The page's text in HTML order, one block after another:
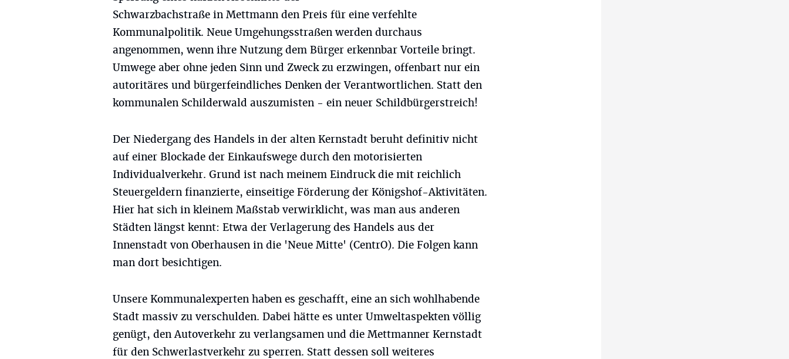
Schwarzbachstraße in Mettmann den Preis für eine verfehlte
Kommunalpolitik. Neue Umgehungsstraßen werden durchaus
angenommen, wenn ihre Nutzung dem Bürger erkennbar Vorteile bringt.
Umwege aber ohne jeden Sinn und Zweck zu erzwingen, offenbart nur ein
autoritäres und bürgerfeindliches Denken der Verantwortlichen. Statt den
kommunalen Schilderwald auszumisten - ein neuer Schildbürgerstreich!
Der Niedergang des Handels in der alten Kernstadt beruht definitiv nicht
auf einer Blockade der Einkaufswege durch den motorisierten
Individualverkehr. Grund ist nach meinem Eindruck die mit reichlich
Steuergeldern finanzierte, einseitige Förderung der Königshof-Aktivitäten.
Hier hat sich in kleinem Maßstab verwirklicht, was man aus anderen
Städten längst kennt: Etwa der Verlagerung des Handels aus der
Innenstadt von Oberhausen in die 'Neue Mitte' (CentrO). Die Folgen kann
man dort besichtigen.
Unsere Kommunalexperten haben es geschafft, eine an sich wohlhabende
Stadt massiv zu verschulden. Dabei hätte es unter Umweltaspekten völlig
genügt, den Autoverkehr zu verlangsamen und die Mettmanner Kernstadt
für den Schwerlastverkehr zu sperren. Statt dessen soll weiteres